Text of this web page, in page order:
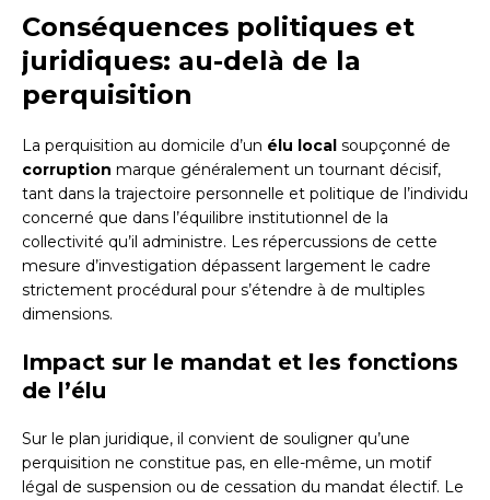
Conséquences politiques et
juridiques: au-delà de la
perquisition
La perquisition au domicile d’un élu local soupçonné de
corruption marque généralement un tournant décisif,
tant dans la trajectoire personnelle et politique de l’individu
concerné que dans l’équilibre institutionnel de la
collectivité qu’il administre. Les répercussions de cette
mesure d’investigation dépassent largement le cadre
strictement procédural pour s’étendre à de multiples
dimensions.
Impact sur le mandat et les fonctions
de l’élu
Sur le plan juridique, il convient de souligner qu’une
perquisition ne constitue pas, en elle-même, un motif
légal de suspension ou de cessation du mandat électif. Le